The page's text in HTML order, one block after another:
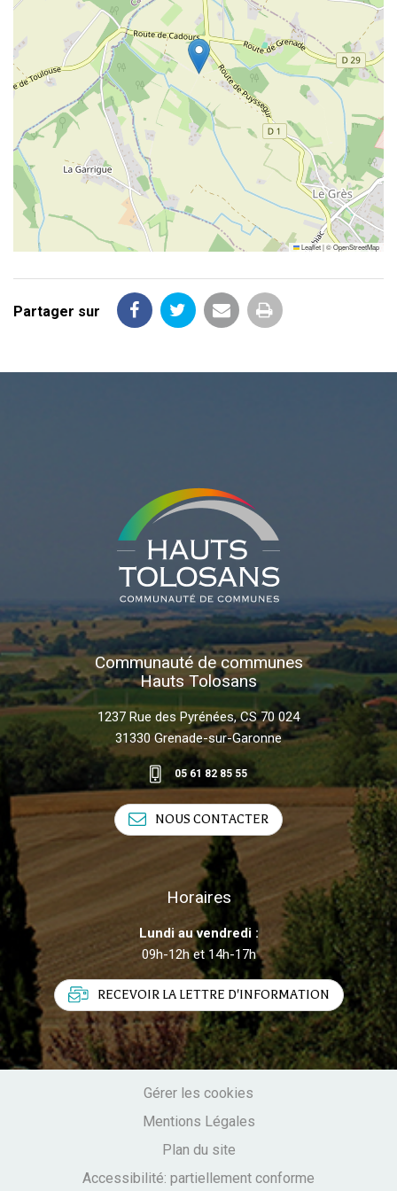
Leaflet|©OpenStreetMap
Partager sur
Partager
Facebook
Partager
Twitter
Partager
email
Imprimer
page
Communauté de communes
Hauts Tolosans
1237 Rue des Pyrénées, CS 70 024
31330 Grenade-sur-Garonne
05 61 82 85 55
NOUS CONTACTER
Horaires
Lundi au vendredi :
09h-12h et 14h-17h
RECEVOIR LA LETTRE D'INFORMATION
Gérer les cookies
Mentions Légales
Plan du site
Accessibilité: partiellement conforme